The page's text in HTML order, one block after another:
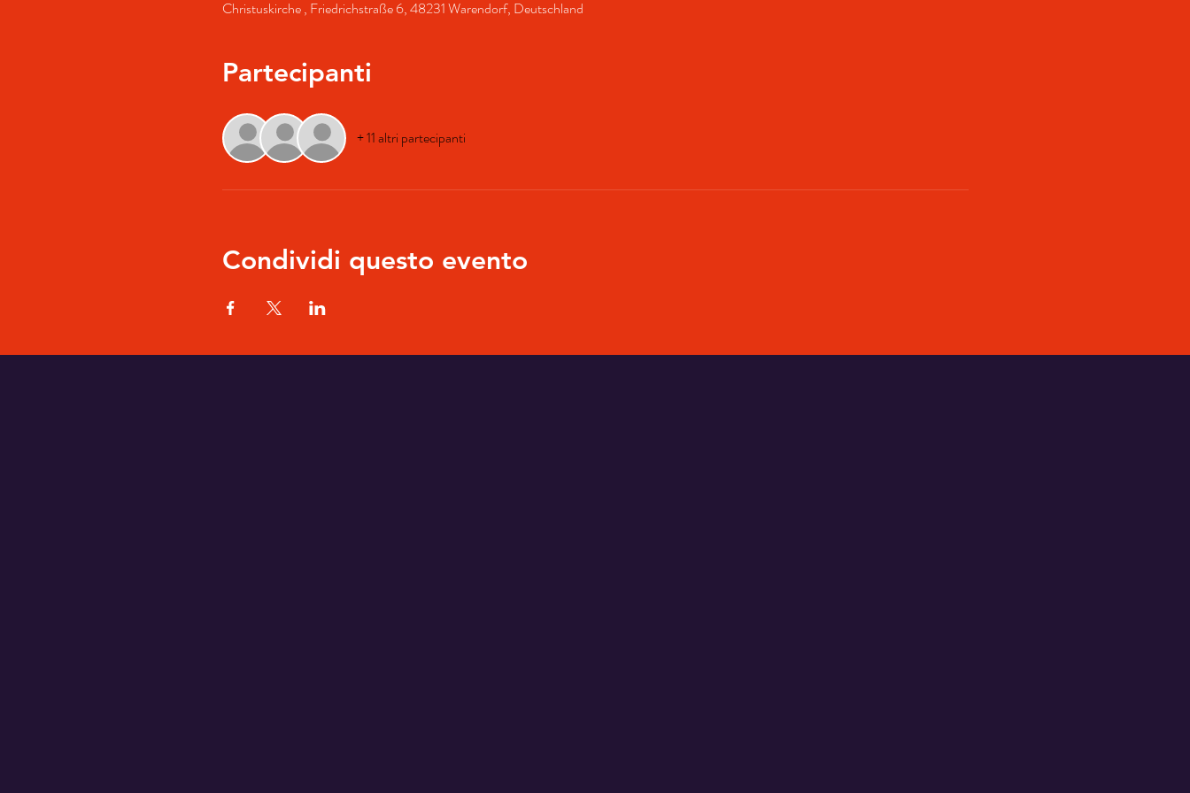
Christuskirche , Friedrichstraße 6, 48231 Warendorf, Deutschland
Partecipanti
+ 11 altri partecipanti
Condividi questo evento